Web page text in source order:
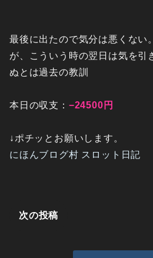
最後に出たので気分は悪くない。
が、こういう時の翌日は気を引
ぬとは過去の教訓
本日の収支： −24500円
↓ポチッとお願いします。
にほんブログ村 スロット日記
次の投稿